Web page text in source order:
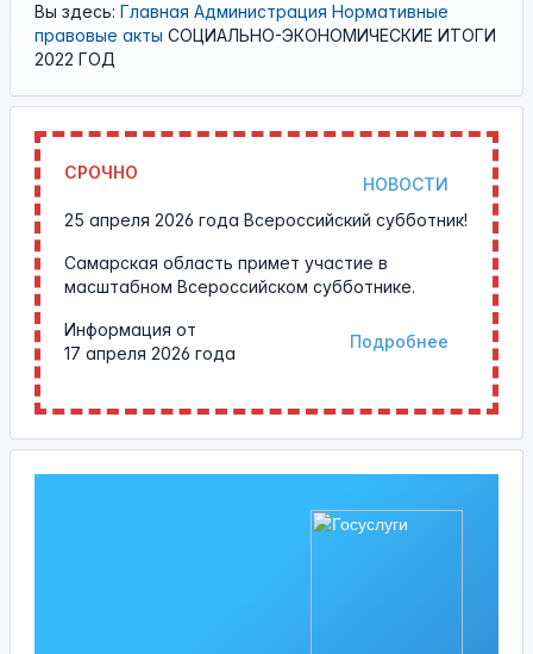
Вы здесь: Главная Администрация Нормативные
правовые акты СОЦИАЛЬНО-ЭКОНОМИЧЕСКИЕ ИТОГИ
2022 ГОД
СРОЧНО
НОВОСТИ
25 апреля 2026 года Всероссийский субботник!
Самарская область примет участие в
масштабном Всероссийском субботнике.
Подробнее
Информация от
17 апреля 2026 года